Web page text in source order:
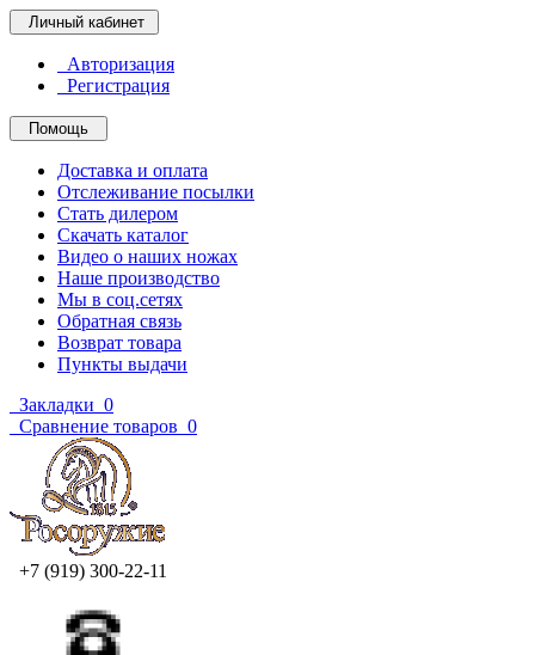
Личный кабинет
Авторизация
Регистрация
Помощь
Доставка и оплата
Отслеживание посылки
Стать дилером
Скачать каталог
Видео о наших ножах
Наше производство
Мы в соц.сетях
Обратная связь
Возврат товара
Пункты выдачи
Закладки 0
Сравнение товаров 0
+7 (919) 300-22-11